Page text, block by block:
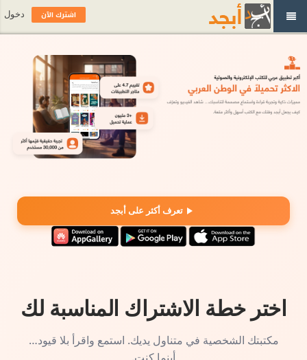
تعرف أكثر على أبجد
اختر خطة الاشتراك المناسبة لك
مكتبتك الشخصية في متناول يديك. استمع واقرأ بلا قيود…
اشترك الآن دخول